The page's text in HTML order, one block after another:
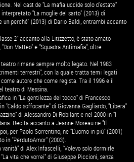
Nel cast de "La mafia uccide solo d'estate"
"La moglie del sarto" (2013) di
un perché" (2013) di Dario Baldi, entrambi accanto
2" accanto alla Litizzetto, è stato amato
Matteo" e "Squadra Antimafia", oltre
rimane sempre molto legato. Nel 1983
terrestri", con la quale tratta temi legati
autore che come regista. Tra il 1996 e il
teatro di Messina.
in "La gentilezza del tocco" di Francesco
"Caldo soffocante" di Giovanna Gagliardo, "Libera"
di Alessandro Di Robilant e nel 2000 in "I
Recita accanto a Jeanne Moreau ne "Il
per Paolo Sorrentino, ne "L'uomo in più" (2001)
in "PerdutoAmor" (2003).
di Alex Infascelli, "Volevo solo dormirle
vita che vorrei" di Giuseppe Piccioni, senza